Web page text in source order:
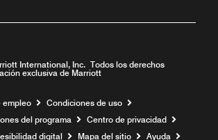
International, Inc. Todos los derechos
exclusiva de Marriott
empleo Abre una ventana nueva
Condiciones de uso
del programa
Centro de privacidad
digital Mapa del sitio Ayuda